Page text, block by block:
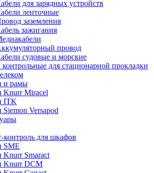
для зарядных устройств
ленточные
заземления
зажигания
провод
судовые и морские
для стационарной прокладки
и рамы
Miracel
ITK
Versapod
контроль для шкафов
Smaract
DCM